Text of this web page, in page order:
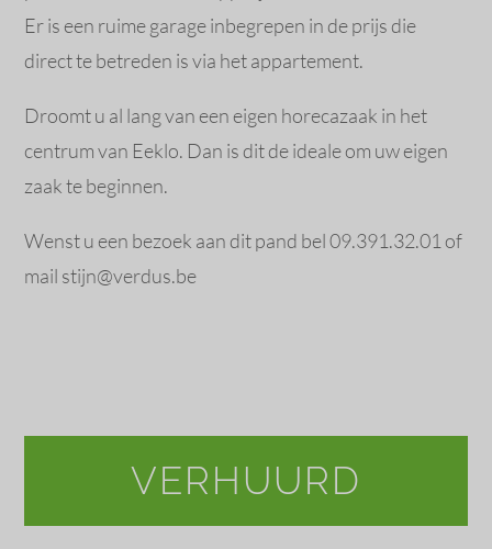
Er is een ruime garage inbegrepen in de prijs die
direct te betreden is via het appartement.
Droomt u al lang van een eigen horecazaak in het
centrum van Eeklo. Dan is dit de ideale om uw eigen
zaak te beginnen.
Wenst u een bezoek aan dit pand bel 09.391.32.01 of
mail stijn@verdus.be
VERHUURD